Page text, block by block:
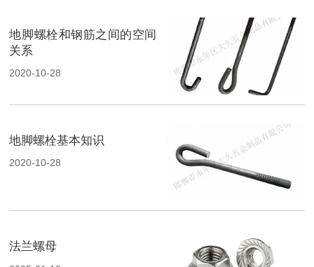
地脚螺栓和钢筋之间的空间
关系
2020-10-28
地脚螺栓基本知识
2020-10-28
法兰螺母